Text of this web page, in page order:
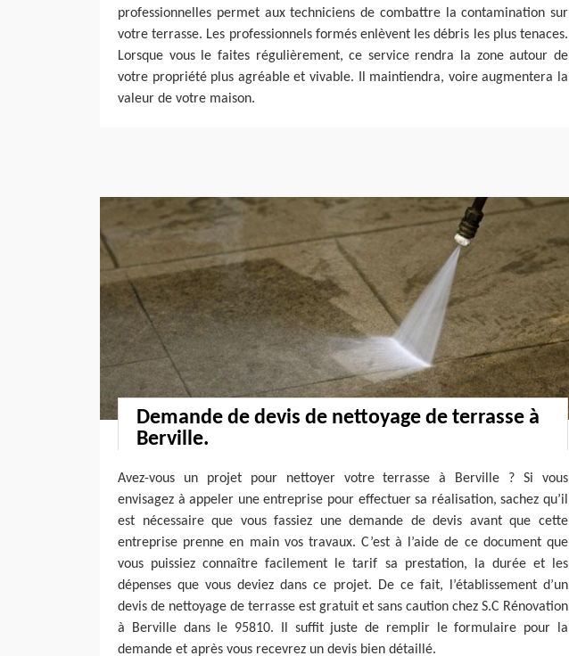
professionnelles permet aux techniciens de combattre la contamination sur
votre terrasse. Les professionnels formés enlèvent les débris les plus tenaces.
Lorsque vous le faites régulièrement, ce service rendra la zone autour de
votre propriété plus agréable et vivable. Il maintiendra, voire augmentera la
valeur de votre maison.
Demande de devis de nettoyage de terrasse à
Berville.
Avez-vous un projet pour nettoyer votre terrasse à Berville ? Si vous
envisagez à appeler une entreprise pour effectuer sa réalisation, sachez qu’il
est nécessaire que vous fassiez une demande de devis avant que cette
entreprise prenne en main vos travaux. C’est à l’aide de ce document que
vous puissiez connaître facilement le tarif sa prestation, la durée et les
dépenses que vous deviez dans ce projet. De ce fait, l’établissement d’un
devis de nettoyage de terrasse est gratuit et sans caution chez S.C Rénovation
à Berville dans le 95810. Il suffit juste de remplir le formulaire pour la
demande et après vous recevrez un devis bien détaillé.